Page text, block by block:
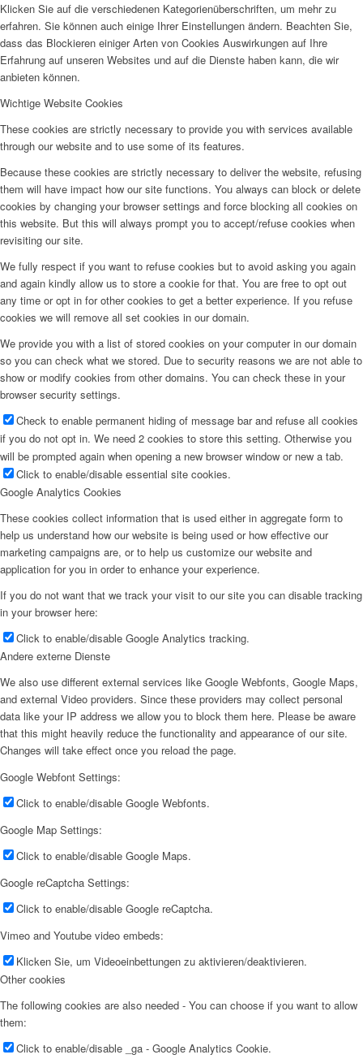
Klicken Sie auf die verschiedenen Kategorienüberschriften, um mehr zu
erfahren. Sie können auch einige Ihrer Einstellungen ändern. Beachten Sie,
dass das Blockieren einiger Arten von Cookies Auswirkungen auf Ihre
Erfahrung auf unseren Websites und auf die Dienste haben kann, die wir
anbieten können.
Wichtige Website Cookies
These cookies are strictly necessary to provide you with services available
through our website and to use some of its features.
Because these cookies are strictly necessary to deliver the website, refusing
them will have impact how our site functions. You always can block or delete
cookies by changing your browser settings and force blocking all cookies on
this website. But this will always prompt you to accept/refuse cookies when
revisiting our site.
We fully respect if you want to refuse cookies but to avoid asking you again
and again kindly allow us to store a cookie for that. You are free to opt out
any time or opt in for other cookies to get a better experience. If you refuse
cookies we will remove all set cookies in our domain.
We provide you with a list of stored cookies on your computer in our domain
so you can check what we stored. Due to security reasons we are not able to
show or modify cookies from other domains. You can check these in your
browser security settings.
Check to enable permanent hiding of message bar and refuse all cookies
if you do not opt in. We need 2 cookies to store this setting. Otherwise you
will be prompted again when opening a new browser window or new a tab.
Click to enable/disable essential site cookies.
Google Analytics Cookies
These cookies collect information that is used either in aggregate form to
help us understand how our website is being used or how effective our
marketing campaigns are, or to help us customize our website and
application for you in order to enhance your experience.
If you do not want that we track your visit to our site you can disable tracking
in your browser here:
Click to enable/disable Google Analytics tracking.
Andere externe Dienste
We also use different external services like Google Webfonts, Google Maps,
and external Video providers. Since these providers may collect personal
data like your IP address we allow you to block them here. Please be aware
that this might heavily reduce the functionality and appearance of our site.
Changes will take effect once you reload the page.
Google Webfont Settings:
Click to enable/disable Google Webfonts.
Google Map Settings:
Click to enable/disable Google Maps.
Google reCaptcha Settings:
Click to enable/disable Google reCaptcha.
Vimeo and Youtube video embeds:
Klicken Sie, um Videoeinbettungen zu aktivieren/deaktivieren.
Other cookies
The following cookies are also needed - You can choose if you want to allow
them:
Click to enable/disable _ga - Google Analytics Cookie.